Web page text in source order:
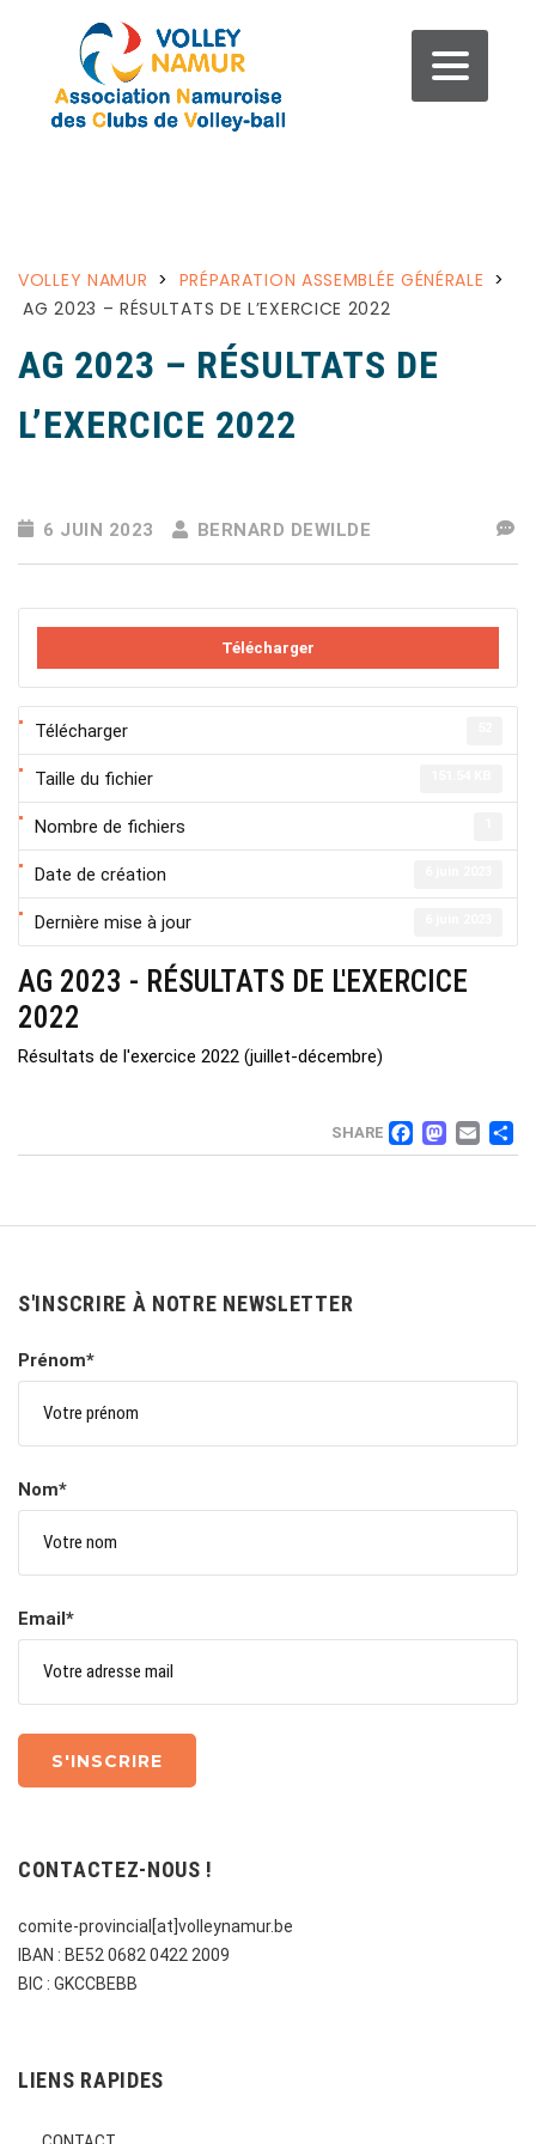
VOLLEY NAMUR > PRÉPARATION ASSEMBLÉE GÉNÉRALE >
AG 2023 – RÉSULTATS DE L’EXERCICE 2022
AG 2023 – RÉSULTATS DE
L’EXERCICE 2022
6 JUIN 2023 BERNARD DEWILDE
Télécharger
Télécharger
Taille du fichier
Nombre de fichiers
Date de création
Dernière mise à jour
AG 2023 - RÉSULTATS DE L'EXERCICE
2022
Résultats de l'exercice 2022 (juillet-décembre)
SHARE
S'INSCRIRE À NOTRE NEWSLETTER
Prénom*
Nom*
Email*
CONTACTEZ-NOUS !
comite-provincial[at]volleynamur.be
IBAN : BE52 0682 0422 2009
BIC : GKCCBEBB
LIENS RAPIDES